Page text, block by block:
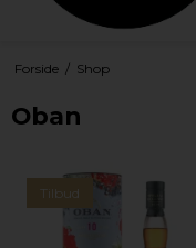
Forside / Shop
Oban
Tilbud